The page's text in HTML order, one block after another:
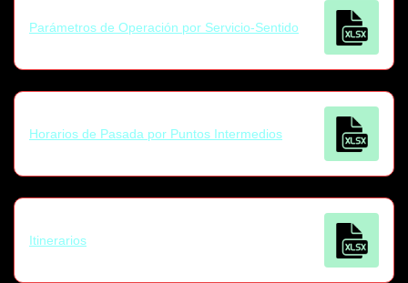
Parámetros de Operación por Servicio-Sentido
Horarios de Pasada por Puntos Intermedios
Itinerarios